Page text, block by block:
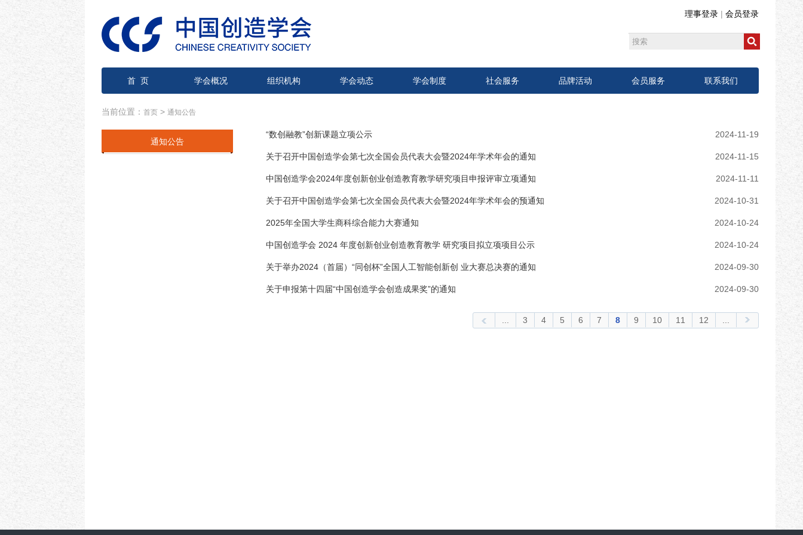
理事登录 | 会员登录
首 页 学会概况 组织机构 学会动态 学会制度 社会服务 品牌活动 会员服务 联系我们
当前位置： 首页 > 通知公告
通知公告
“数创融教”创新课题立项公示 2024-11-19
关于召开中国创造学会第七次全国会员代表大会暨2024年学术年会的通知 2024-11-15
中国创造学会2024年度创新创业创造教育教学研究项目申报评审立项通知 2024-11-11
关于召开中国创造学会第七次全国会员代表大会暨2024年学术年会的预通知 2024-10-31
2025年全国大学生商科综合能力大赛通知 2024-10-24
中国创造学会 2024 年度创新创业创造教育教学 研究项目拟立项项目公示 2024-10-24
关于举办2024（首届）“同创杯”全国人工智能创新创 业大赛总决赛的通知 2024-09-30
关于申报第十四届“中国创造学会创造成果奖”的通知 2024-09-30
3 4 5 6 7 8 9 10 11 12